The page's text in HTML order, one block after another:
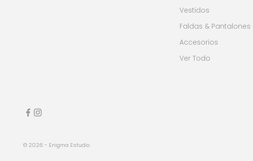
Vestidos
Faldas & Pantalones
Accesorios
Ver Todo
© 2026 - Enigma Estudio